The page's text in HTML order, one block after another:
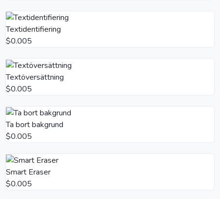
Textidentifiering
$0.005
Textöversättning
$0.005
Ta bort bakgrund
$0.005
Smart Eraser
$0.005